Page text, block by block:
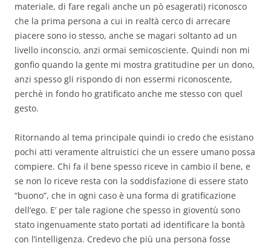
materiale, di fare regali anche un pò esagerati) riconosco
che la prima persona a cui in realtà cerco di arrecare
piacere sono io stesso, anche se magari soltanto ad un
livello inconscio, anzi ormai semicosciente. Quindi non mi
gonfio quando la gente mi mostra gratitudine per un dono,
anzi spesso gli rispondo di non essermi riconoscente,
perchè in fondo ho gratificato anche me stesso con quel
gesto.
Ritornando al tema principale quindi io credo che esistano
pochi atti veramente altruistici che un essere umano possa
compiere. Chi fa il bene spesso riceve in cambio il bene, e
se non lo riceve resta con la soddisfazione di essere stato
“buono”, che in ogni caso è una forma di gratificazione
dell’ego. E’ per tale ragione che spesso in gioventù sono
stato ingenuamente stato portati ad identificare la bontà
con l’intelligenza. Credevo che più una persona fosse